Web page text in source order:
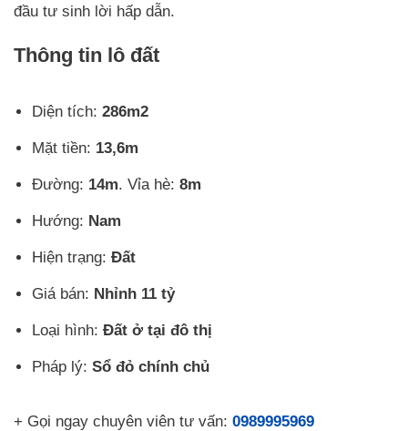
đầu tư sinh lời hấp dẫn.
Thông tin lô đất
Diện tích: 286m2
Mặt tiền: 13,6m
Đường: 14m. Vỉa hè: 8m
Hướng: Nam
Hiện trạng: Đất
Giá bán: Nhỉnh 11 tỷ
Loại hình: Đất ở tại đô thị
Pháp lý: Sổ đỏ chính chủ
+ Gọi ngay chuyên viên tư vấn: 0989995969